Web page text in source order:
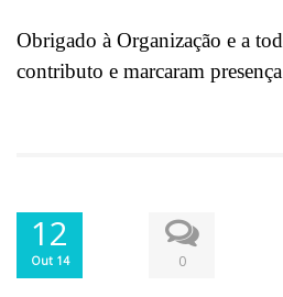
Obrigado à Organização e a
contributo e marcaram
12
Out 14 0